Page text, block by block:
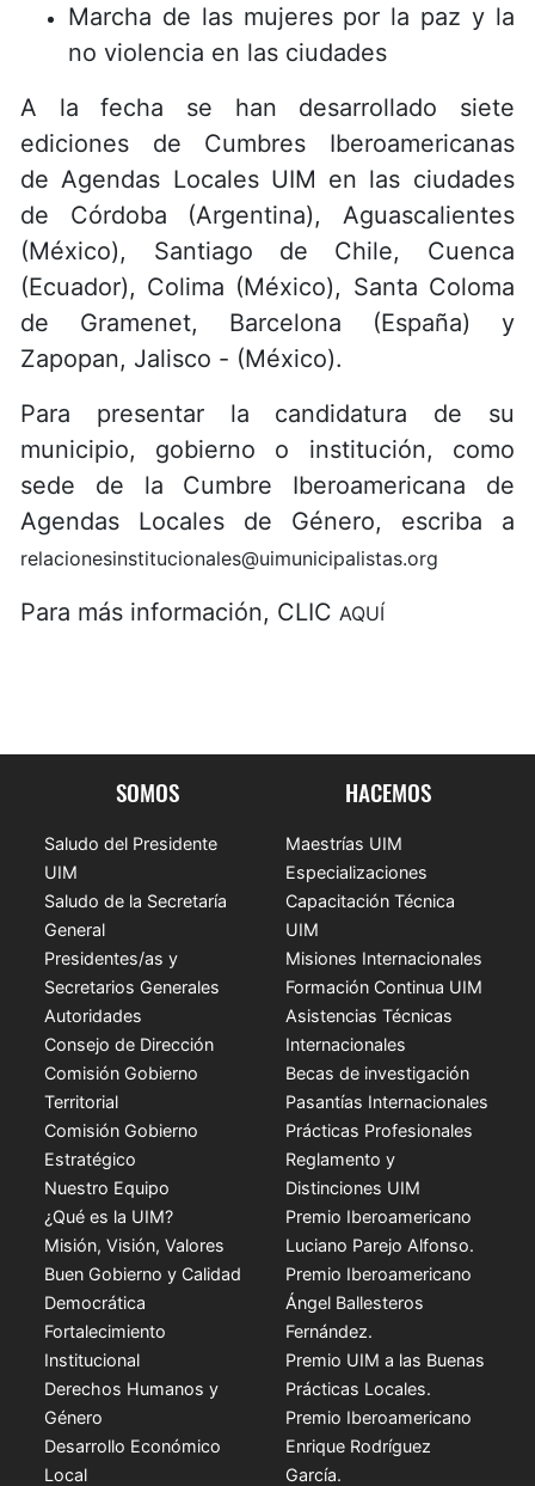
Marcha de las mujeres por la paz y la
no violencia en las ciudades
A la fecha se han desarrollado siete
ediciones de Cumbres Iberoamericanas
de Agendas Locales UIM en las ciudades
de Córdoba (Argentina), Aguascalientes
(México), Santiago de Chile, Cuenca
(Ecuador), Colima (México), Santa Coloma
de Gramenet, Barcelona (España) y
Zapopan, Jalisco - (México).
Para presentar la candidatura de su
municipio, gobierno o institución, como
sede de la Cumbre Iberoamericana de
Agendas Locales de Género, escriba a
relacionesinstitucionales@uimunicipalistas.org
Para más información, CLIC AQUÍ
SOMOS
Saludo del Presidente
UIM
Saludo de la Secretaría
General
Presidentes/as y
Secretarios Generales
Autoridades
Consejo de Dirección
Comisión Gobierno
Territorial
Comisión Gobierno
Estratégico
Nuestro Equipo
¿Qué es la UIM?
Misión, Visión, Valores
Buen Gobierno y Calidad
Democrática
Fortalecimiento
Institucional
Derechos Humanos y
Género
Desarrollo Económico
Local
HACEMOS
Maestrías UIM
Especializaciones
Capacitación Técnica
UIM
Misiones Internacionales
Formación Continua UIM
Asistencias Técnicas
Internacionales
Becas de investigación
Pasantías Internacionales
Prácticas Profesionales
Reglamento y
Distinciones UIM
Premio Iberoamericano
Luciano Parejo Alfonso.
Premio Iberoamericano
Ángel Ballesteros
Fernández.
Premio UIM a las Buenas
Prácticas Locales.
Premio Iberoamericano
Enrique Rodríguez
García.